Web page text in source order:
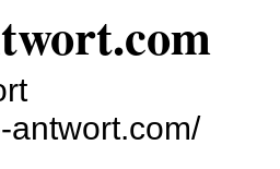
antwort.com/